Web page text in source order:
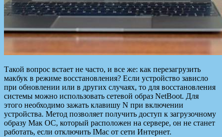
Такой вопрос встает не часто, и все же: как перезагрузить
макбук в режиме восстановления? Если устройство зависло
при обновлении или в других случаях, то для восстановления
системы можно использовать сетевой образ NetBoot. Для
этого необходимо зажать клавишу N при включении
устройства. Метод позволяет получить доступ к загрузочному
образу Мак ОС, который расположен на сервере, он не станет
работать, если отключить IMac от сети Интернет.